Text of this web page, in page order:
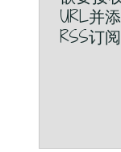
URL并
RSS订